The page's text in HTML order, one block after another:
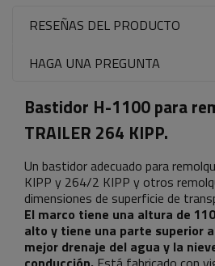
RESEÑAS DEL PRODUCTO
HAGA UNA PREGUNTA
Bastidor H-1100 para
TRAILER 264 KIPP.
Un bastidor adecuado para
KIPP y 264/2 KIPP y otros
dimensiones de superficie de
El marco tiene una altura de
alto y tiene una parte superior
mejor drenaje del agua y la